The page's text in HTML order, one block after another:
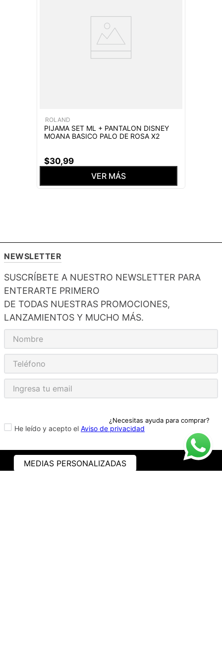
¿Necesitas ayuda para comprar?
ROLAND
PIJAMA SET ML + PANTALON DISNEY
MOANA BASICO PALO DE ROSA X2
$30,99
VER MÁS
NEWSLETTER
SUSCRÍBETE A NUESTRO NEWSLETTER PARA
ENTERARTE PRIMERO
DE TODAS NUESTRAS PROMOCIONES,
LANZAMIENTOS Y MUCHO MÁS.
He leído y acepto el Aviso de privacidad
MEDIAS PERSONALIZADAS